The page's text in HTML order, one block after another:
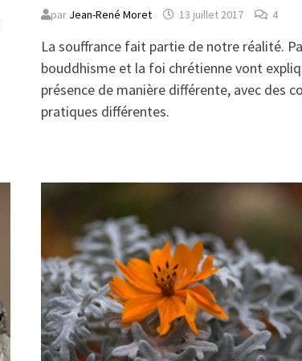
par Jean-René Moret 13 juillet 2017 4
La souffrance fait partie de notre réalité.
bouddhisme et la foi chrétienne vont
présence de manière différente, avec des
pratiques différentes.